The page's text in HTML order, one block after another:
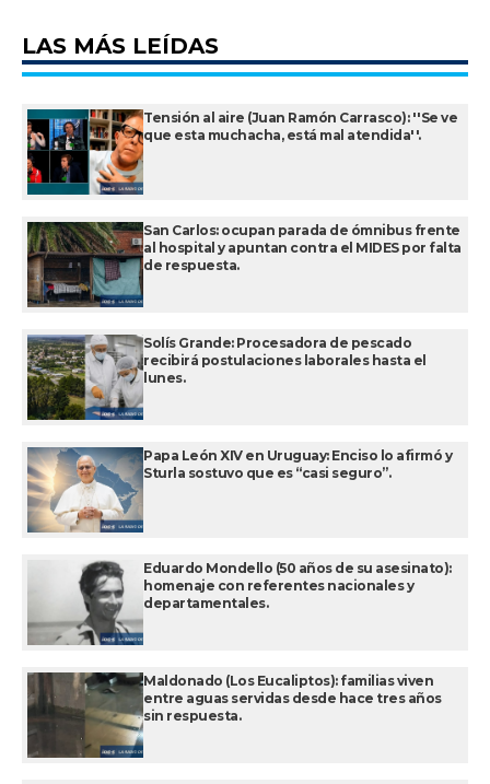
LAS MÁS LEÍDAS
Tensión al aire (Juan Ramón Carrasco): ''Se ve
que esta muchacha, está mal atendida''.
San Carlos: ocupan parada de ómnibus frente
al hospital y apuntan contra el MIDES por falta
de respuesta.
Solís Grande: Procesadora de pescado
recibirá postulaciones laborales hasta el
lunes.
Papa León XIV en Uruguay: Enciso lo afirmó y
Sturla sostuvo que es “casi seguro”.
Eduardo Mondello (50 años de su asesinato):
homenaje con referentes nacionales y
departamentales.
Maldonado (Los Eucaliptos): familias viven
entre aguas servidas desde hace tres años
sin respuesta.